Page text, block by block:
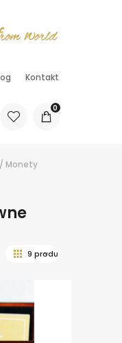
Kontakt
0
/ Monety